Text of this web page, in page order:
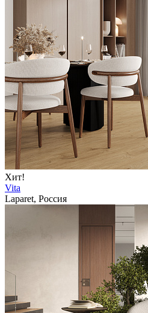
Хит!
Vita
Laparet, Россия